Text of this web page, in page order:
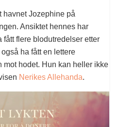
havnet Jozephine på
Ansiktet hennes har
fått flere blodutredelser etter
ha fått en lettere
mot hodet. Hun kan heller ikke
Nerikes Allehanda.